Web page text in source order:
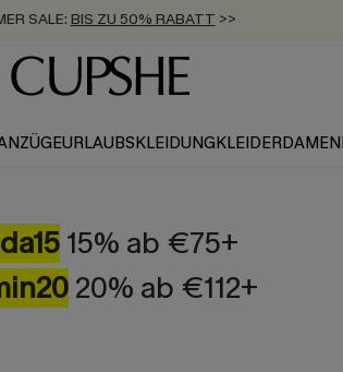
SALE: BIS ZU 50% RABATT >>
BIS ZU -20% EXTRA ERHALTEN
VERSAND AB 89 €
URLAUBSKLEIDUNGKLEIDER
15% ab €75+
20% ab €112+